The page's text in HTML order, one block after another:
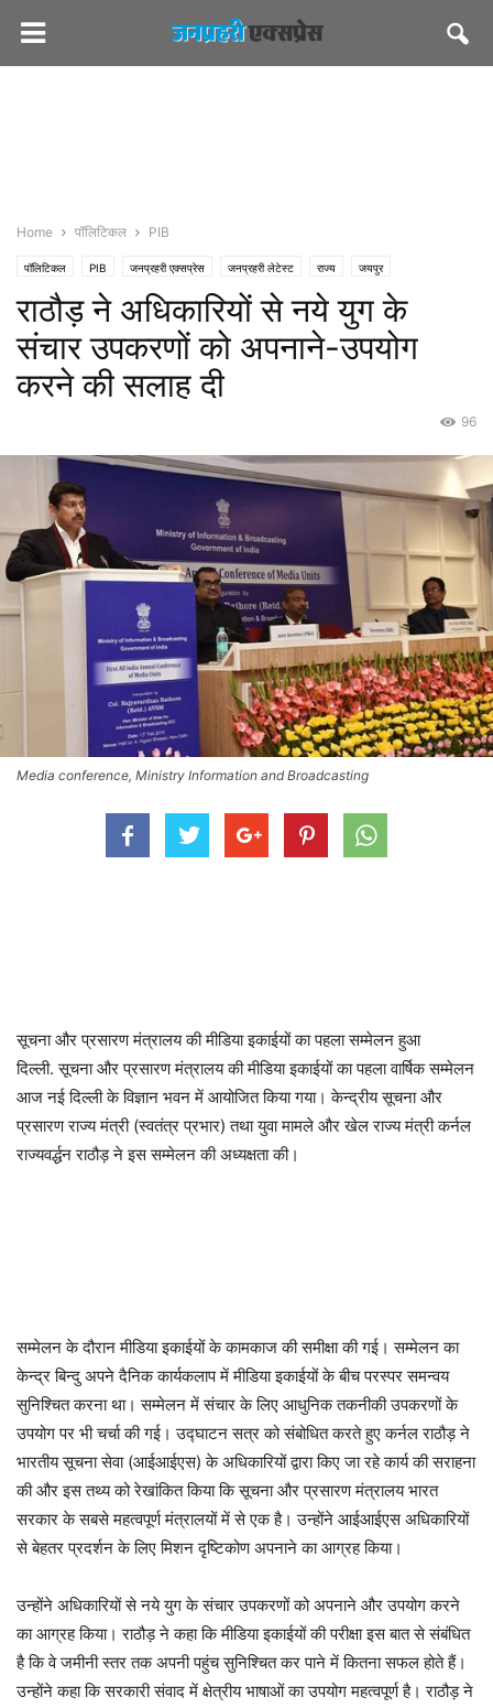
Home पॉलिटिकल PIB
पॉलिटिकल PIB जनप्रहरी एक्सप्रेस जनप्रहरी लेटेस्ट राज्य जयपुर
राठौड़ ने अधिकारियों से नये युग के
संचार उपकरणों को अपनाने-उपयोग
करने की सलाह दी
96
Media conference, Ministry Information and Broadcasting
सूचना और प्रसारण मंत्रालय की मीडिया इकाईयों का पहला सम्मेलन हुआ
दिल्ली. सूचना और प्रसारण मंत्रालय की मीडिया इकाईयों का पहला वार्षिक सम्मेलन
आज नई दिल्ली के विज्ञान भवन में आयोजित किया गया। केन्द्रीय सूचना और
प्रसारण राज्य मंत्री (स्वतंत्र प्रभार) तथा युवा मामले और खेल राज्य मंत्री कर्नल
राज्यवर्द्धन राठौड़ ने इस सम्मेलन की अध्यक्षता की।
सम्मेलन के दौरान मीडिया इकाईयों के कामकाज की समीक्षा की गई। सम्मेलन का
केन्द्र बिन्दु अपने दैनिक कार्यकलाप में मीडिया इकाईयों के बीच परस्पर समन्वय
सुनिश्चित करना था। सम्मेलन में संचार के लिए आधुनिक तकनीकी उपकरणों के
उपयोग पर भी चर्चा की गई। उद्घाटन सत्र को संबोधित करते हुए कर्नल राठौड़ ने
भारतीय सूचना सेवा (आईआईएस) के अधिकारियों द्वारा किए जा रहे कार्य की सराहना
की और इस तथ्य को रेखांकित किया कि सूचना और प्रसारण मंत्रालय भारत
सरकार के सबसे महत्वपूर्ण मंत्रालयों में से एक है। उन्होंने आईआईएस अधिकारियों
से बेहतर प्रदर्शन के लिए मिशन दृष्टिकोण अपनाने का आग्रह किया।
उन्होंने अधिकारियों से नये युग के संचार उपकरणों को अपनाने और उपयोग करने
का आग्रह किया। राठौड़ ने कहा कि मीडिया इकाईयों की परीक्षा इस बात से संबंधित
है कि वे जमीनी स्तर तक अपनी पहुंच सुनिश्चित कर पाने में कितना सफल होते हैं।
उन्होंने कहा कि सरकारी संवाद में क्षेत्रीय भाषाओं का उपयोग महत्वपूर्ण है। राठौड़ ने